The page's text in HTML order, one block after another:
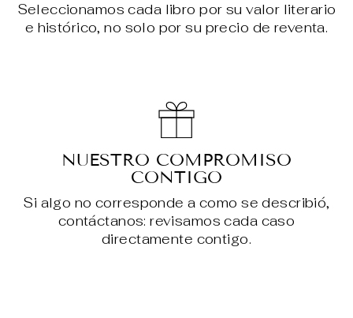
Seleccionamos cada libro por su valor literario
e histórico, no solo por su precio de reventa.
NUESTRO COMPROMISO
CONTIGO
Si algo no corresponde a como se describió,
contáctanos: revisamos cada caso
directamente contigo.